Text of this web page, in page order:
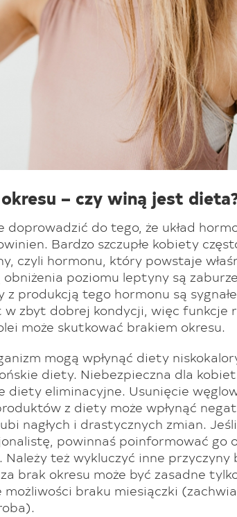
– czy winą jest
doprowadzić do tego, że układ
Bardzo szczupłe kobiety
czyli hormonu, który powstaje
obniżenia poziomu leptyny są
z produkcją tego hormonu są
w zbyt dobrej kondycji, więc funkcje
może skutkować brakiem okresu.
mogą wpłynąć diety
diety. Niebezpieczna dla
diety eliminacyjne. Usunięcie
z diety może wpłynąć
nagłych i drastycznych zmian.
powinnaś poinformować go
też wykluczyć inne przyczyny
brak okresu może być zasadne
możliwości braku miesiączki